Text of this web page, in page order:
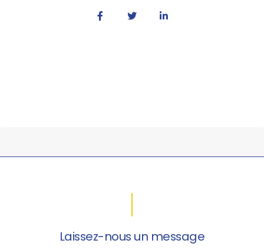
Laissez-nous un message